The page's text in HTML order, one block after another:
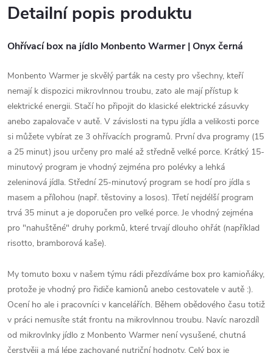
Detailní popis produktu
Ohřívací box na jídlo Monbento Warmer | Onyx černá
Monbento Warmer je skvělý parťák na cesty pro všechny, kteří
nemají k dispozici mikrovlnnou troubu, zato ale mají přístup k
elektrické energii. Stačí ho připojit do klasické elektrické zásuvky
anebo zapalovače v autě. V závislosti na typu jídla a velikosti porce
si můžete vybírat ze 3 ohřívacích programů. První dva programy (15
a 25 minut) jsou určeny pro malé až středně velké porce. Krátký 15-
minutový program je vhodný zejména pro polévky a lehká
zeleninová jídla. Střední 25-minutový program se hodí pro jídla s
masem a přílohou (např. těstoviny a losos). Třetí nejdélší program
trvá 35 minut a je doporučen pro velké porce. Je vhodný zejména
pro "nahuštěné" druhy porkmů, které trvají dlouho ohřát (například
risotto, bramborová kaše).
My tomuto boxu v našem týmu rádi přezdíváme box pro kamioňáky,
protože je vhodný pro řidiče kamionů anebo cestovatele v autě :).
Ocení ho ale i pracovníci v kancelářích. Během obědového času totiž
v práci nemusíte stát frontu na mikrovlnnou troubu. Navíc narozdíl
od mikrovlnky jídlo z Monbento Warmer není vysušené, chutná
čerstvěji a má lépe zachované nutriční hodnoty. Celý box je